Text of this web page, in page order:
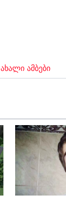
Ახალი Ამბები